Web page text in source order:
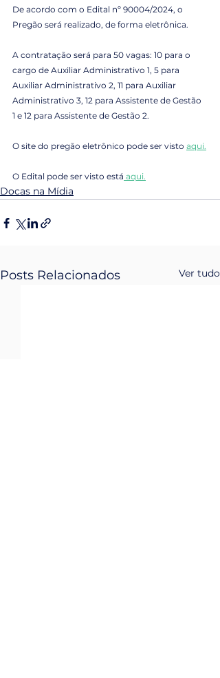
De acordo com o Edital nº 90004/2024, o
Pregão será realizado, de forma eletrônica.
A contratação será para 50 vagas: 10 para o
cargo de Auxiliar Administrativo 1, 5 para
Auxiliar Administrativo 2, 11 para Auxiliar
Administrativo 3, 12 para Assistente de Gestão
1 e 12 para Assistente de Gestão 2.
O site do pregão eletrônico pode ser visto aqui.
O Edital pode ser visto está aqui.
Docas na Mídia
Posts Relacionados Ver tudo